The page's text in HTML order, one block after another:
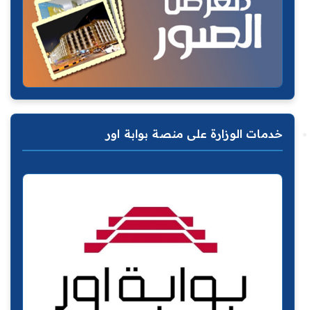
خدمات الوزارة على منصة بوابة اور